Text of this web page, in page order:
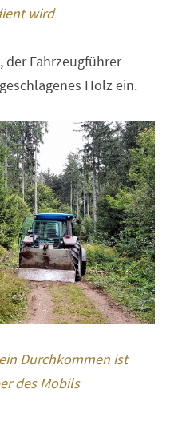
wird
der Fahrzeugführer
Holz ein.
Durchkommen ist
des Mobils